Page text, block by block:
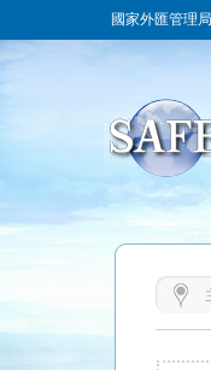
國家外匯管理局